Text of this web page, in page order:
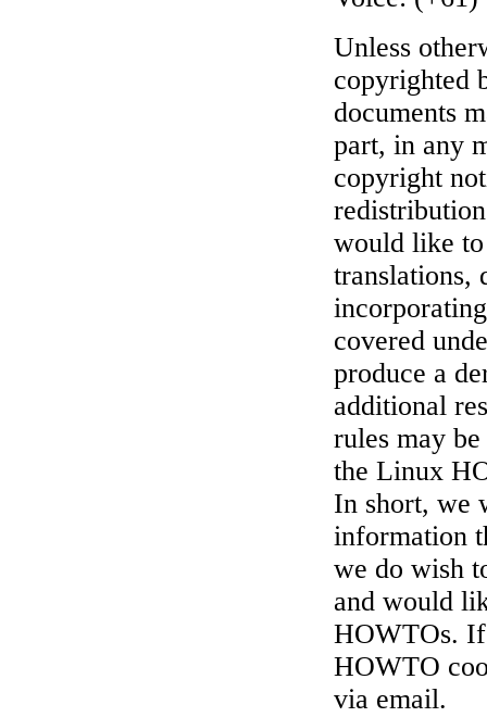
Unless
copyrighted
documents
part, in any
copyright
would like
translations,
covered
produce a
additional
rules may
the Linux
In short, we
information
we do wish
and would
HOWTOs. If
HOWTO
via email.